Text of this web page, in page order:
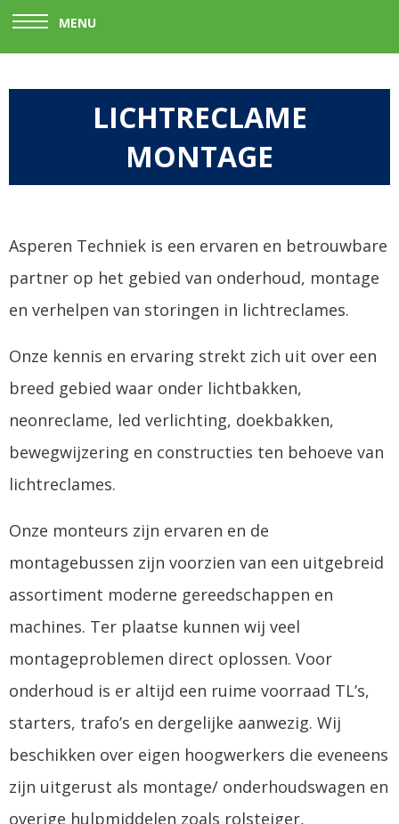
MENU
LICHTRECLAME
MONTAGE
Asperen Techniek is een ervaren en betrouwbare
partner op het gebied van onderhoud, montage
en verhelpen van storingen in lichtreclames.
Onze kennis en ervaring strekt zich uit over een
breed gebied waar onder lichtbakken,
neonreclame, led verlichting, doekbakken,
bewegwijzering en constructies ten behoeve van
lichtreclames.
Onze monteurs zijn ervaren en de
montagebussen zijn voorzien van een uitgebreid
assortiment moderne gereedschappen en
machines. Ter plaatse kunnen wij veel
montageproblemen direct oplossen. Voor
onderhoud is er altijd een ruime voorraad TL’s,
starters, trafo’s en dergelijke aanwezig. Wij
beschikken over eigen hoogwerkers die eveneens
zijn uitgerust als montage/ onderhoudswagen en
overige hulpmiddelen zoals rolsteiger,